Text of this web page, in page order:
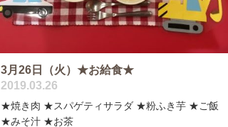
3月26日（火）★お給食★
2019.03.26
★焼き肉 ★スパゲティサラダ ★粉ふき芋 ★ご飯
★みそ汁 ★お茶